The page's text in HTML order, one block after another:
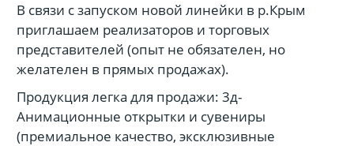
В связи с запуском новой линейки в р.Крым
приглашаем реализаторов и торговых
представителей (опыт не обязателен, но
желателен в прямых продажах).
Продукция легка для продажи: 3д-
Анимационные открытки и сувениры
(премиальное качество, эксклюзивные